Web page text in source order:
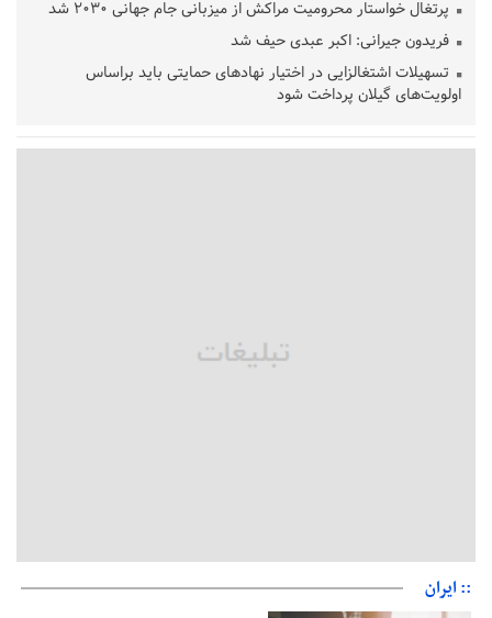
پرتغال خواستار محرومیت مراکش از میزبانی جام جهانی ۲۰۳۰ شد
فریدون جیرانی: اکبر عبدی حیف شد
تسهیلات اشتغالزایی در اختیار نهادهای حمایتی باید براساس
اولویت‌های گیلان پرداخت شود
قلعه‌نویی مشخص شد
:: ایران